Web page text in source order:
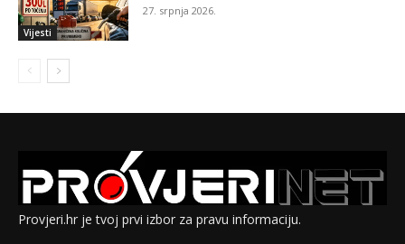
Vijesti
27. srpnja 2026.
Provjeri.hr je tvoj prvi izbor za pravu informaciju.